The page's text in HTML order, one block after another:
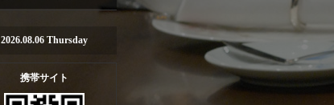
2026.08.06 Thursday
携帯サイト